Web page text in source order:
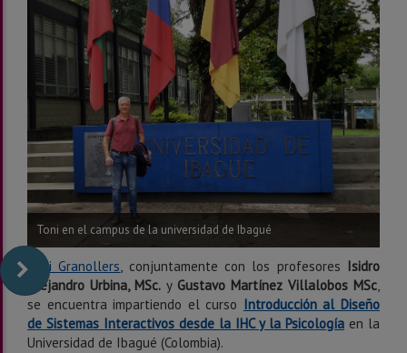
Toni en el campus de la universidad de Ibagué
Toni Granollers, conjuntamente con los profesores Isidro
Alejandro Urbina, MSc. y Gustavo Martínez Villalobos MSc,
se encuentra impartiendo el curso Introducción al Diseño
de Sistemas Interactivos desde la IHC y la Psicología en la
Universidad de Ibagué (Colombia).